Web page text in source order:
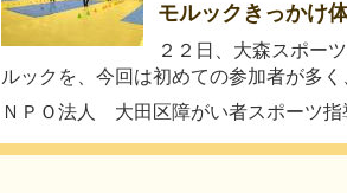
モルックきっかけ
２２日、大森スポー
ルックを、今回は初めての参加者が多く
ＮＰＯ法人 大田区障がい者スポーツ指